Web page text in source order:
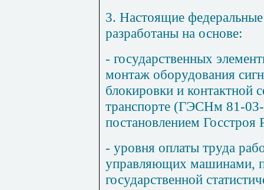
3. Настоящие
разработаны на основе:
- государственных
монтаж оборудования
блокировки и контактной
транспорте (ГЭСНм 81-
постановлением Госстроя
- уровня оплаты труда
управляющих машинами,
государственной